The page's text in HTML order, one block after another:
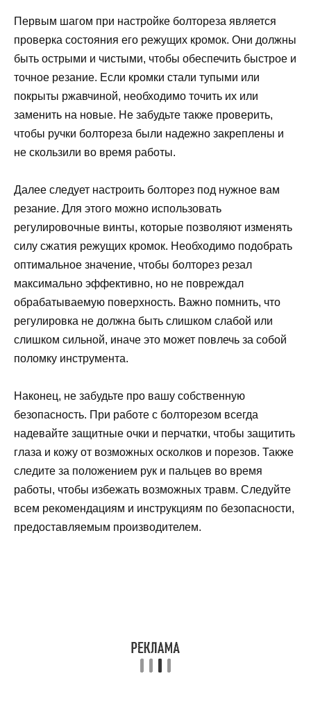
Первым шагом при настройке болтореза является
проверка состояния его режущих кромок. Они должны
быть острыми и чистыми, чтобы обеспечить быстрое и
точное резание. Если кромки стали тупыми или
покрыты ржавчиной, необходимо точить их или
заменить на новые. Не забудьте также проверить,
чтобы ручки болтореза были надежно закреплены и
не скользили во время работы.
Далее следует настроить болторез под нужное вам
резание. Для этого можно использовать
регулировочные винты, которые позволяют изменять
силу сжатия режущих кромок. Необходимо подобрать
оптимальное значение, чтобы болторез резал
максимально эффективно, но не повреждал
обрабатываемую поверхность. Важно помнить, что
регулировка не должна быть слишком слабой или
слишком сильной, иначе это может повлечь за собой
поломку инструмента.
Наконец, не забудьте про вашу собственную
безопасность. При работе с болторезом всегда
надевайте защитные очки и перчатки, чтобы защитить
глаза и кожу от возможных осколков и порезов. Также
следите за положением рук и пальцев во время
работы, чтобы избежать возможных травм. Следуйте
всем рекомендациям и инструкциям по безопасности,
предоставляемым производителем.